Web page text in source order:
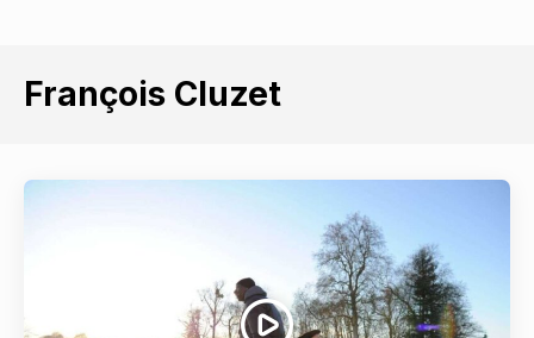
François Cluzet